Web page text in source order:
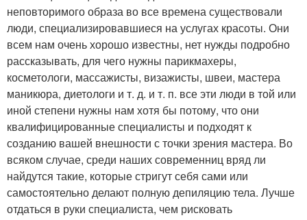
неповторимого образа во все времена существовали
люди, специализировавшиеся на услугах красоты. Они
всем нам очень хорошо известны, нет нужды подробно
рассказывать, для чего нужны парикмахеры,
косметологи, массажисты, визажисты, швеи, мастера
маникюра, диетологи и т. д. и т. п. все эти люди в той или
иной степени нужны нам хотя бы потому, что они
квалифицированные специалисты и подходят к
созданию вашей внешности с точки зрения мастера. Во
всяком случае, среди наших современниц вряд ли
найдутся такие, которые стригут себя сами или
самостоятельно делают полную депиляцию тела. Лучше
отдаться в руки специалиста, чем рисковать